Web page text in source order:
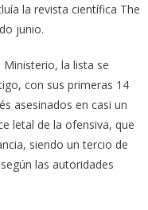
la revista científica The
junio.
Ministerio, la lista se
con sus primeras 14
asesinados en casi un
letal de la ofensiva, que
siendo un tercio de
las autoridades